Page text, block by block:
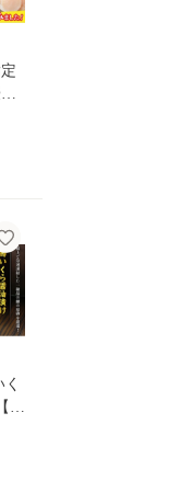
ほ
甲
鮮